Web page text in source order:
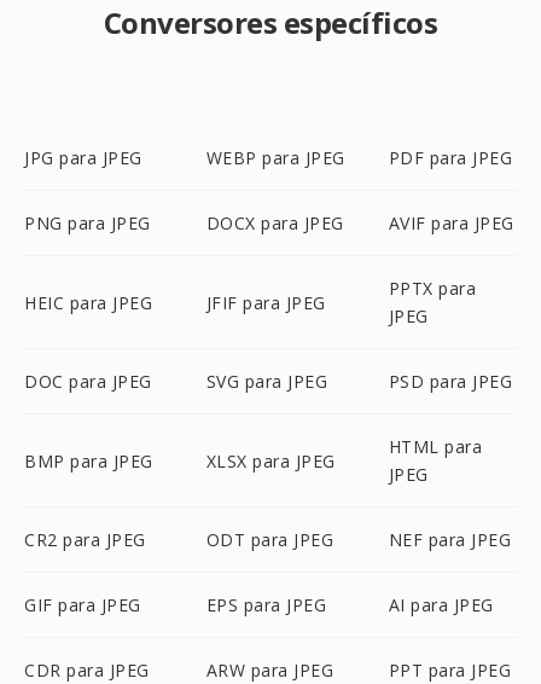
Conversores específicos
JPG para JPEG WEBP para JPEG PDF para JPEG
PNG para JPEG DOCX para JPEG AVIF para JPEG
HEIC para JPEG JFIF para JPEG
PPTX para
JPEG
DOC para JPEG SVG para JPEG PSD para JPEG
BMP para JPEG XLSX para JPEG
HTML para
JPEG
CR2 para JPEG ODT para JPEG NEF para JPEG
GIF para JPEG EPS para JPEG AI para JPEG
CDR para JPEG ARW para JPEG PPT para JPEG